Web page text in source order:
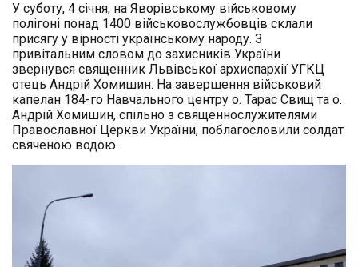
У суботу, 4 січня, на Яворівському військовому
полігоні понад 1400 військовослужбовців склали
присягу у вірності українському народу. З
привітальним словом до захисників України
звернувся священник Львівської архиєпархії УГКЦ
отець Андрій Хомишин. На завершення військовий
капелан 184-го Навчального центру о. Тарас Свищ та о.
Андрій Хомишин, спільно з священнослужителями
Православної Церкви України, поблагословили солдат
свяченою водою.